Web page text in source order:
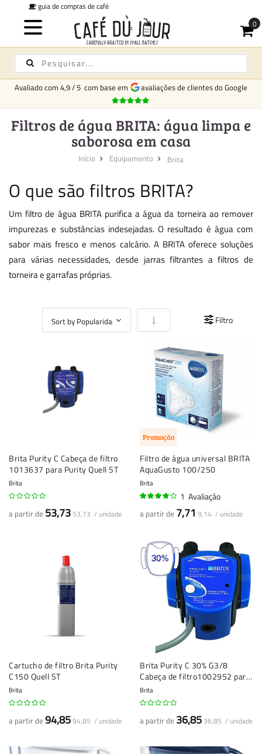
taxa fixa de entrega €6,95 para todos os pedidos -
Avaliado com 4,9/5 com base em avaliações de clientes do Google
Filtros de água BRITA: água limpa e
saborosa em casa
Início Equipamento Brita
O que são filtros BRITA?
Um filtro de água BRITA purifica a água da torneira ao remover
impurezas e substâncias indesejadas. O resultado é água com
sabor mais fresco e menos calcário. A BRITA oferece soluções
para várias necessidades, desde jarras filtrantes a filtros de
torneira e garrafas próprias.
Definir Ordenação Crescente
Filtro
Brita Purity C Cabeça de filtro
1013637 para Purity Quell ST
Brita
a partir de 53,73 53,73 / unidade
Promoção
Filtro de água universal BRITA
AquaGusto 100/250
Brita
1 Avaliação
a partir de 7,71 9,14 / unidade
Cartucho de filtro Brita Purity
C150 Quell ST
Brita
a partir de 94,8594,85 / unidade
Brita Purity C 30% G3/8
Cabeça de filtro1002952 para
Purity Quell ST
Brita
a partir de 36,85 36,85 / unidade